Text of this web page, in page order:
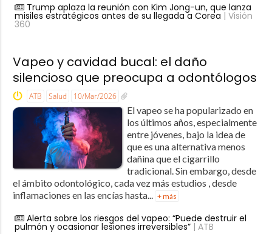
Trump aplaza la reunión con Kim Jong-un, que lanza
misiles estratégicos antes de su llegada a Corea | Visión
360
Vapeo y cavidad bucal: el daño
silencioso que preocupa a odontólogos
ATB Salud 10/Mar/2026
El vapeo se ha popularizado en
los últimos años, especialmente
entre jóvenes, bajo la idea de
que es una alternativa menos
dañina que el cigarrillo
tradicional. Sin embargo, desde
el ámbito odontológico, cada vez más estudios , desde
inflamaciones en las encías hasta... + más
Alerta sobre los riesgos del vapeo: “Puede destruir el
pulmón y ocasionar lesiones irreversibles”| ATB